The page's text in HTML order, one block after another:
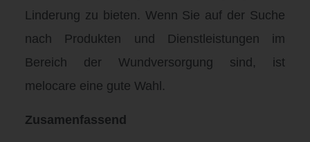
Linderung zu bieten. Wenn Sie auf der Suche
nach Produkten und Dienstleistungen im
Bereich der Wundversorgung sind, ist
melocare eine gute Wahl.
Zusamenfassend